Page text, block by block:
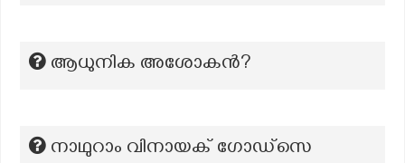
ആധുനിക അശോകൻ?
നാഥുറാം വിനായക് ഗോഡ്സെ